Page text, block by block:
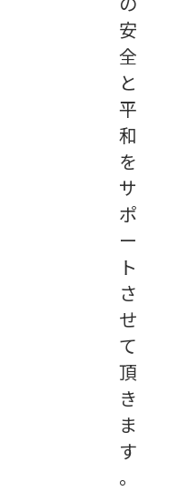
安
全
と
平
和
を
サ
ポ
ー
ト
さ
せ
て
頂
き
ま
す
。